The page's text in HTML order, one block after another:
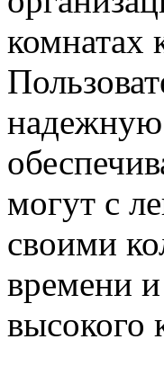
комнатах
надежную
могут с
своими
времени
высокого